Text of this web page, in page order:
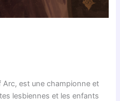
Arc, est une championne et
lesbiennes et les enfants